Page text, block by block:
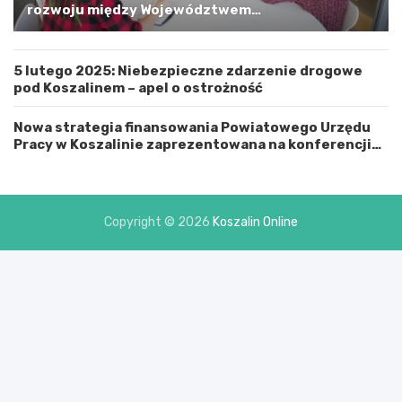
n
i
a
s
t
e
o
rozwoju między Województwem
Zachodniopomorskim a Gminą Miastem Koszalin
5 lutego 2025: Niebezpieczne zdarzenie drogowe
pod Koszalinem – apel o ostrożność
Nowa strategia finansowania Powiatowego Urzędu
Pracy w Koszalinie zaprezentowana na konferencji
Copyright © 2026 Koszalin Online